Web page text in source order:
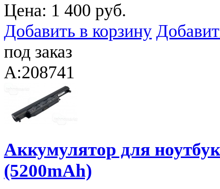
Цена: 1 400 руб.
Добавить в корзину
под заказ
A:208741
Аккумулятор для
(5200mAh)